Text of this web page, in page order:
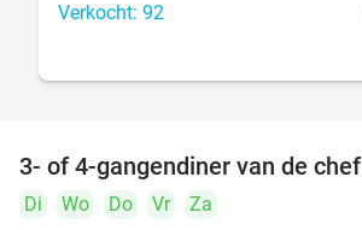
Verkocht: 92
3- of 4-gangendiner van de chef
Di Wo Do Vr
Za